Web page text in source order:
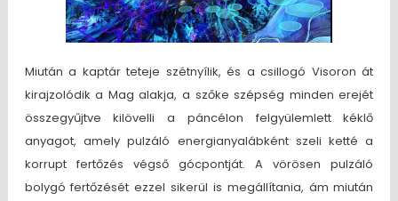
Miután a kaptár teteje szétnyílik, és a csillogó Visoron át
kirajzolódik a Mag alakja, a szőke szépség minden erejét
összegyűjtve kilövelli a páncélon felgyülemlett kéklő
anyagot, amely pulzáló energianyalábként szeli ketté a
korrupt fertőzés végső gócpontját. A vörösen pulzáló
bolygó fertőzését ezzel sikerül is megállítania, ám miután